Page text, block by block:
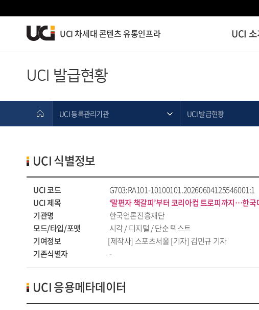
UCI 차세대 콘텐츠 유통인프라 UCI 소
UCI 발급현황
UCI 등록관리기관 UCI 발급현황
UCI 식별정보
UCI 코드
G703:RA101-10100101.20260604125546001:1
UCI 제목
‘말편자 책갈피’부터 코리아컵 트로피까지…한
기관명
한국언론진흥재단
모드/타입/포맷
시각 / 디지털 / 단순 텍스트
기여정보
[제작사] 스포츠서울[기자] 김민규 기자
기존식별자
-
UCI 응용메타데이터